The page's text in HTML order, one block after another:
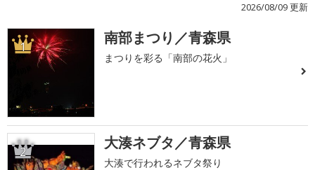
2026/08/09 更新
1 南部まつり／青森県
まつりを彩る「南部の花火」
2 大湊ネブタ／青森県
大湊で行われるネブタ祭り